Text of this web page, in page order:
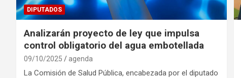
DIPUTADOS
Analizarán proyecto de ley que impulsa
control obligatorio del agua embotellada
09/10/2025 agenda
La Comisión de Salud Pública, encabezada por el diputado